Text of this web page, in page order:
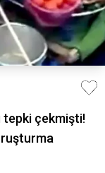
tepki çekmişti!